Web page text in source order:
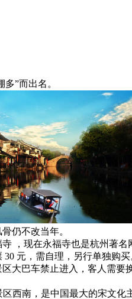
”而出名。
仍不改当年。
，现在永福寺也是杭州著名
元，需自理，另行单独购买
大巴车禁止进入，客人需要
西南，是中国最大的宋文化